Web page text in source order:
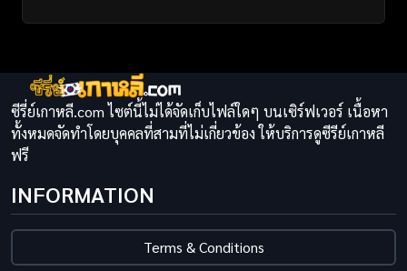
ซีรี่ย์เกาหลี.com ไซต์นี้ไม่ได้จัดเก็บไฟล์ใดๆ บนเซิร์ฟเวอร์ เนื้อหา
ทั้งหมดจัดทำโดยบุคคลที่สามที่ไม่เกี่ยวข้อง ให้บริการดูซีรีย์เกาหลี
ฟรี
INFORMATION
Terms & Conditions